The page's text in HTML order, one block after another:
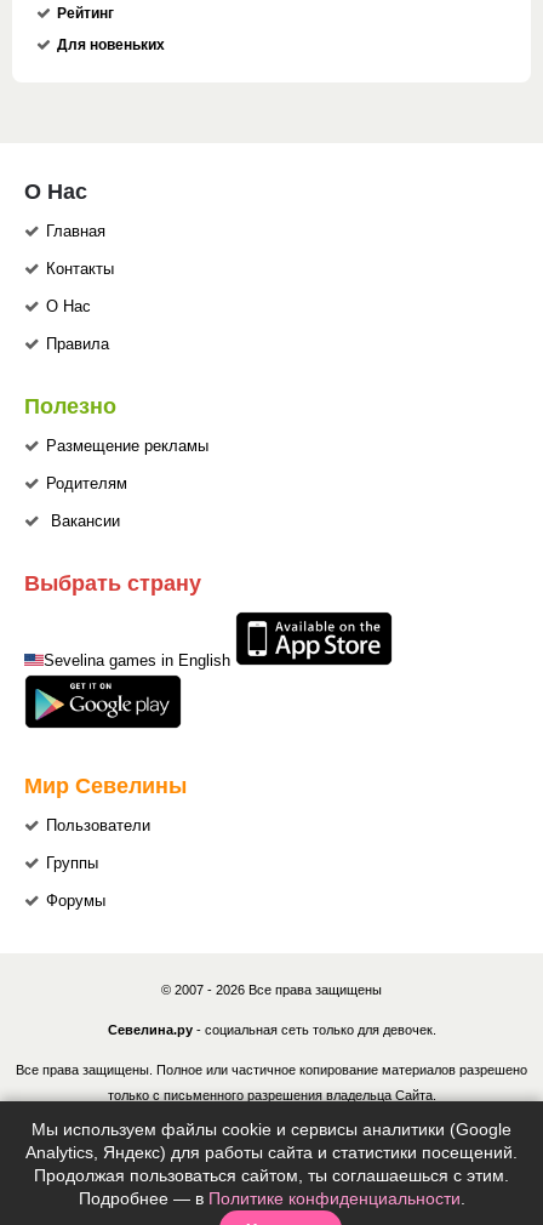
Рейтинг
Для новеньких
О Нас
Главная
Контакты
О Нас
Правила
Полезно
Размещение рекламы
Родителям
Вакансии
Выбрать страну
Sevelina games in English
Мир Севелины
Пользователи
Группы
Форумы
© 2007 - 2026 Все права защищены
Севелина.ру- социальная сеть только для девочек.
Все права защищены. Полное или частичное копирование материалов разрешено
только с письменного разрешения владельца Сайта.
В случае обнаружения нарушений, виновные лица могут быть привлечены к
ответственности в соответствии с действующим законодательством Российской
Федерации.
Мы используем файлы cookie и сервисы аналитики (Google
Analytics, Яндекс) для работы сайта и статистики посещений.
Продолжая пользоваться сайтом, ты соглашаешься с этим.
Подробнее — в Политике конфиденциальности